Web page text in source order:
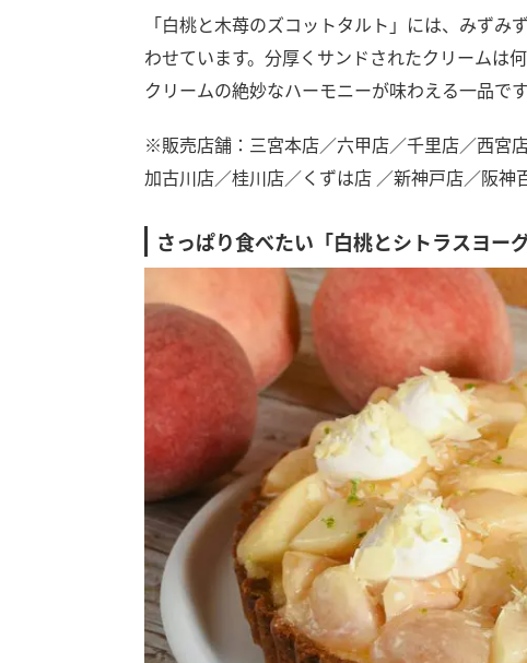
「白桃と木苺のズコットタルト」には、みず
わせています。分厚くサンドされたクリームは
クリームの絶妙なハーモニーが味わえる一品です
※販売店舗：三宮本店／六甲店／千里店／西宮
加古川店／桂川店／くずは店 ／新神戸店／阪神
さっぱり食べたい「白桃とシトラスヨー